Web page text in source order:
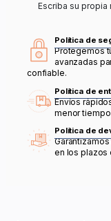
Escriba su propia
Política de
Protegemos
avanzadas
confiable.
Política de
Envíos
menor
Política de
en los plazos